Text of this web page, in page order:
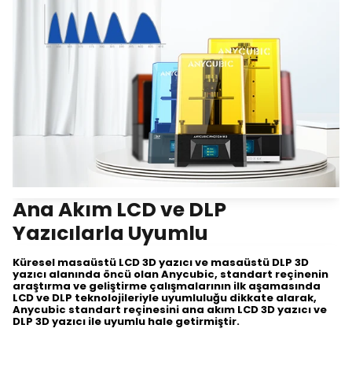
Ana Akım LCD ve DLP
Yazıcılarla Uyumlu
Küresel masaüstü LCD 3D yazıcı ve masaüstü DLP 3D
yazıcı alanında öncü olan Anycubic, standart reçinenin
araştırma ve geliştirme çalışmalarının ilk aşamasında
LCD ve DLP teknolojileriyle uyumluluğu dikkate alarak,
Anycubic standart reçinesini ana akım LCD 3D yazıcı ve
DLP 3D yazıcı ile uyumlu hale getirmiştir.